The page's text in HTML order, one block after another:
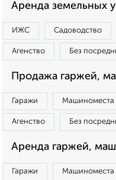
Аренда земельных
ИЖС Садоводство
Агенство Без
Продажа гаржей,
Гаражи Машиноместа
Агенство Без
Аренда гаржей,
Гаражи Машиноместа